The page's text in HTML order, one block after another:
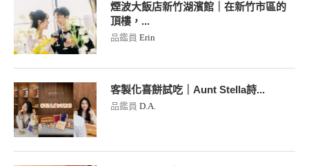
煙波大飯店新竹湖濱館｜在新竹市區的
頂樓，...
品鑑員 Erin
客製化喜餅試吃｜Aunt Stella詩...
品鑑員 D.A.